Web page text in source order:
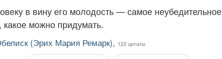
в вину его молодость — самое неубедительное
какое можно придумать.
(Эрих Мария Ремарк), 122 цитаты